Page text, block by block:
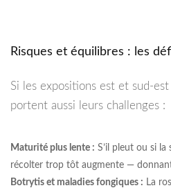
Risques et équilibres : les
Si les expositions est et sud-
portent aussi leurs challenges :
Maturité plus lente : S’il pleut ou si la
récolter trop tôt augmente — donnant
Botrytis et maladies fongiques : La